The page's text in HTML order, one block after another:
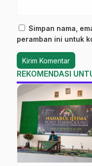
Simpan nama,
peramban ini untuk
REKOMENDASI